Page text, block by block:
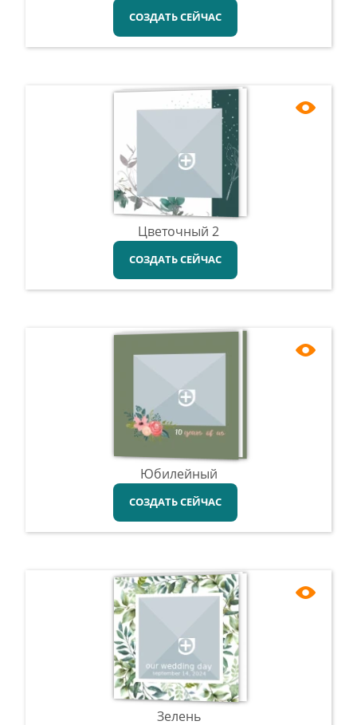
СОЗДАТЬ СЕЙЧАС
Цветочный 2
СОЗДАТЬ СЕЙЧАС
Юбилейный
СОЗДАТЬ СЕЙЧАС
Зелень